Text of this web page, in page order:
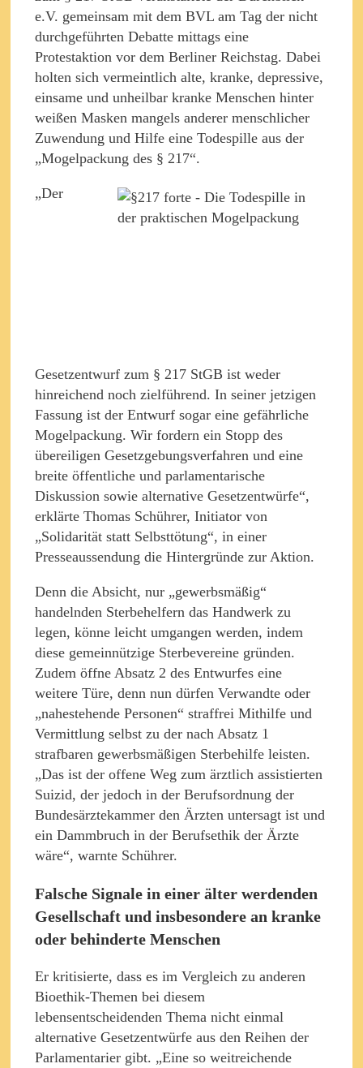
e.V. gemeinsam mit dem BVL am Tag der nicht
durchgeführten Debatte mittags eine
Protestaktion vor dem Berliner Reichstag. Dabei
holten sich vermeintlich alte, kranke, depressive,
einsame und unheilbar kranke Menschen hinter
weißen Masken mangels anderer menschlicher
Zuwendung und Hilfe eine Todespille aus der
„Mogelpackung des § 217“.
„Der
Gesetzentwurf zum § 217 StGB ist weder
hinreichend noch zielführend. In seiner jetzigen
Fassung ist der Entwurf sogar eine gefährliche
Mogelpackung. Wir fordern ein Stopp des
übereiligen Gesetzgebungsverfahren und eine
breite öffentliche und parlamentarische
Diskussion sowie alternative Gesetzentwürfe“,
erklärte Thomas Schührer, Initiator von
„Solidarität statt Selbsttötung“, in einer
Presseaussendung die Hintergründe zur Aktion.
Denn die Absicht, nur „gewerbsmäßig“
handelnden Sterbehelfern das Handwerk zu
legen, könne leicht umgangen werden, indem
diese gemeinnützige Sterbevereine gründen.
Zudem öffne Absatz 2 des Entwurfes eine
weitere Türe, denn nun dürfen Verwandte oder
„nahestehende Personen“ straffrei Mithilfe und
Vermittlung selbst zu der nach Absatz 1
strafbaren gewerbsmäßigen Sterbehilfe leisten.
„Das ist der offene Weg zum ärztlich assistierten
Suizid, der jedoch in der Berufsordnung der
Bundesärztekammer den Ärzten untersagt ist und
ein Dammbruch in der Berufsethik der Ärzte
wäre“, warnte Schührer.
Falsche Signale in einer älter werdenden
Gesellschaft und insbesondere an kranke
oder behinderte Menschen
Er kritisierte, dass es im Vergleich zu anderen
Bioethik-Themen bei diesem
lebensentscheidenden Thema nicht einmal
alternative Gesetzentwürfe aus den Reihen der
Parlamentarier gibt. „Eine so weitreichende